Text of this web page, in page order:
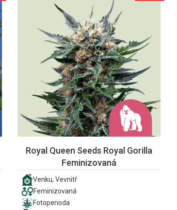
Royal Queen Seeds Royal Gorilla
Feminizovaná
Venku, Vevnitř
Feminizovaná
Fotoperioda